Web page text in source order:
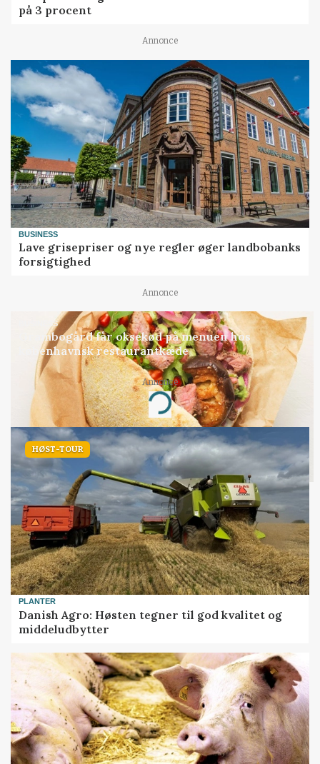
på 3 procent
Annonce
BUSINESS
Lave grisepriser og nye regler øger landbobanks
forsigtighed
Annonce
BUSINESS
Grambogård får oksekød på menuen hos
københavnsk restaurantkæde
Annonce
Loading...
HØST-TOUR
PLANTER
Danish Agro: Høsten tegner til god kvalitet og
middeludbytter